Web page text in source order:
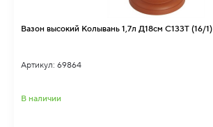
Вазон высокий Колывань 1,7л Д18см С133Т (16/1)
Артикул: 69864
В наличии